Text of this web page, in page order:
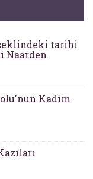
tarihi
Naarden
Kadim